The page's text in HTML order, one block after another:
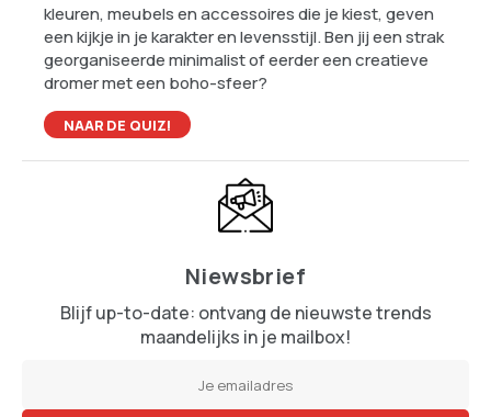
kleuren, meubels en accessoires die je kiest, geven
een kijkje in je karakter en levensstijl. Ben jij een strak
georganiseerde minimalist of eerder een creatieve
dromer met een boho-sfeer?
NAAR DE QUIZ!
Niewsbrief
Blijf up-to-date: ontvang de nieuwste trends
maandelijks in je mailbox!